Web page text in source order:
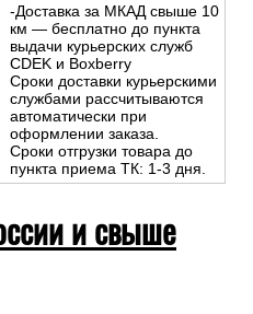
-Доставка за МКАД свыше 10
км — бесплатно до пункта
выдачи курьерских служб
CDEK и Boxberry
Сроки доставки курьерскими
службами рассчитываются
автоматически при
оформлении заказа.
Сроки отгрузки товара до
пункта приема ТК: 1-3 дня.
и свыше